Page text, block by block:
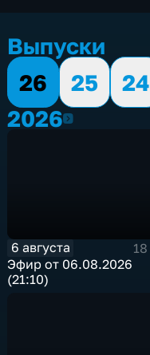
Выпуски
26
25 24
20262026
6 августа
Эфир от 06.08.2026
(21:10)